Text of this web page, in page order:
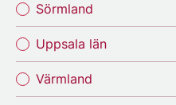
Sörmland
Uppsala län
Värmland